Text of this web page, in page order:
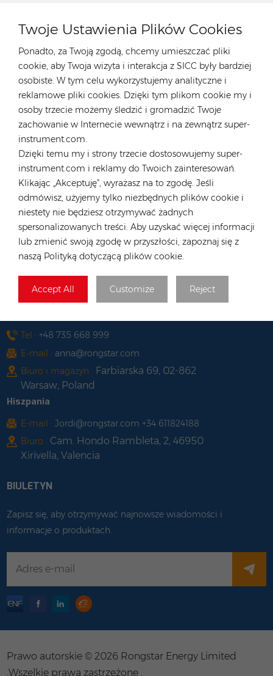
Twoje Ustawienia Plików Cookies
Ponadto, za Twoją zgodą, chcemy umieszczać pliki
cookie, aby Twoja wizyta i interakcja z SICC były bardziej
osobiste. W tym celu wykorzystujemy analityczne i
reklamowe pliki cookies. Dzięki tym plikom cookie my i
osoby trzecie możemy śledzić i gromadzić Twoje
zachowanie w Internecie wewnątrz i na zewnątrz super-
instrument.com.
Dzięki temu my i strony trzecie dostosowujemy super-
instrument.com i reklamy do Twoich zainteresowań.
Klikając „Akceptuję”, wyrażasz na to zgodę. Jeśli
odmówisz, użyjemy tylko niezbędnych plików cookie i
niestety nie będziesz otrzymywać żadnych
spersonalizowanych treści. Aby uzyskać więcej informacji
lub zmienić swoją zgodę w przyszłości, zapoznaj się z
naszą Polityką dotyczącą plików cookie.
Accept All Customize Reject
+49 176 55258880
E-mail : anna@rongstar.com
Industriestraße 40, 52457
Aldenhoven, Deutschland
Hongkong
Tel :+852 54222219
E-mail :hk@rongstar.com
39 Kung-Um Road, Yuen
Long, Hong Kong
Wietnam
Tel :+84 522 038 896
E-mail :vn@rongstar.com
Biuro :
102 Phung Van Cung Street,Ward 7,
Phu Nhuan District, HoChi
7, Ho Chi Minh City, Vietnam
Tel : +48 735 668 999
E-mail : anna@rongstar.com
Biuro i magazyn : Farbiarska 69, 02-862
Warsaw, Poland
Hiszpania
E-mail : Jordi@rongstar.com +34 611824188
Biuro : Cam. Hondo Rambleta, 2, 46950
Xirivella, Valencia
BIULETYN
Zapisz się, aby otrzymywać najnowsze wiadomości i
informacje o produktach.
Prawo autorskie © 2026 Rongstar Energy Limited
.Wszelkie prawa zastrzeżone .